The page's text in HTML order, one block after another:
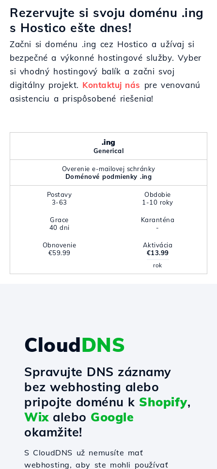
Rezervujte si svoju doménu .ing
s Hostico ešte dnes!
Začni si doménu .ing cez Hostico a užívaj si
bezpečné a výkonné hostingové služby. Vyber
si vhodný hostingový balík a začni svoj
digitálny projekt. Kontaktuj nás pre venovanú
asistenciu a prispôsobené riešenia!
.ing
Generical
Overenie e-mailovej schránky
Doménové podmienky .ing
Postavy
3-63
Obdobie
1-10 roky
Grace
40 dni
Karanténa
-
Obnovenie
€59.99
Aktivácia
€13.99
rok
CloudDNS
Spravujte DNS záznamy
bez webhosting alebo
pripojte doménu k Shopify,
Wixalebo Google
okamžite!
S CloudDNS už nemusíte mať
webhosting, aby ste mohli používať